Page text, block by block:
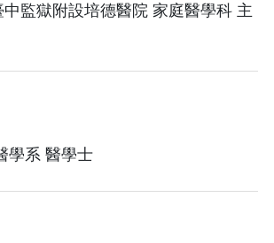
監獄附設培德醫院 家庭醫學科 主
學系 醫學士